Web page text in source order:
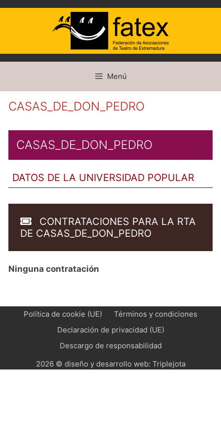
contenido
Menú
CASAS_DE_DON_PEDRO
CASAS_DE_DON_PEDRO
DATOS DE LA UNIVERSIDAD POPULAR
CONTRATACIONES PARA LA RTA
DE CASAS_DE_DON_PEDRO
Ninguna contratación
Política de cookie (UE)
Términos y condiciones
Declaración de privacidad (UE)
Descargo de responsabilidad
2026 © diseño y desarrollo web: Triplejota